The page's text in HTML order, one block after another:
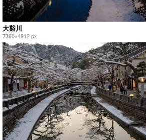
大谿川
7360×4912 px